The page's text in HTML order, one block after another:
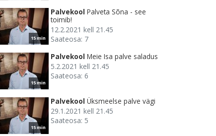
15 min
Palvekool Palveta Sõna - see
toimib!
12.2.2021 kell 21.45
Saateosa: 7
15 min
Palvekool Meie Isa palve saladus
5.2.2021 kell 21.45
Saateosa: 6
15 min
Palvekool Üksmeelse palve vägi
29.1.2021 kell 21.45
Saateosa: 5